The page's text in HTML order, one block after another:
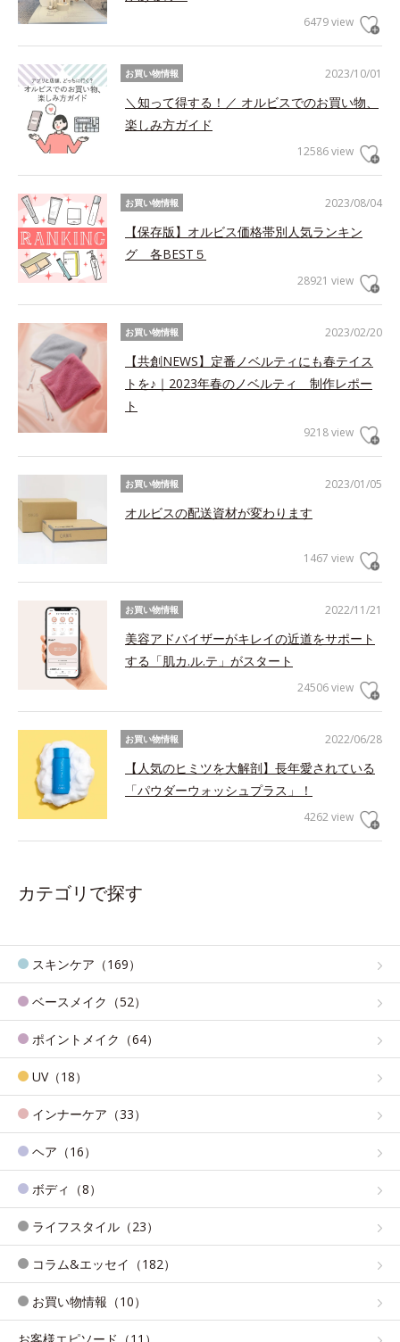
6479 view
2023/10/01
お買い物情報
＼知って得する！／ オルビスでのお買い物、
楽しみ方ガイド
12586 view
2023/08/04
お買い物情報
【保存版】オルビス価格帯別人気ランキン
グ 各BEST５
28921 view
2023/02/20
お買い物情報
【共創NEWS】定番ノベルティにも春テイス
トを♪｜2023年春のノベルティ 制作レポー
ト
9218 view
2023/01/05
お買い物情報
オルビスの配送資材が変わります
1467 view
2022/11/21
お買い物情報
美容アドバイザーがキレイの近道をサポート
する「肌カ.ル.テ」がスタート
24506 view
2022/06/28
お買い物情報
【人気のヒミツを大解剖】長年愛されている
「パウダーウォッシュプラス」！
4262 view
カテゴリで探す
スキンケア（169）
ベースメイク（52）
ポイントメイク（64）
UV（18）
インナーケア（33）
ヘア（16）
ボディ（8）
ライフスタイル（23）
コラム&エッセイ（182）
お買い物情報（10）